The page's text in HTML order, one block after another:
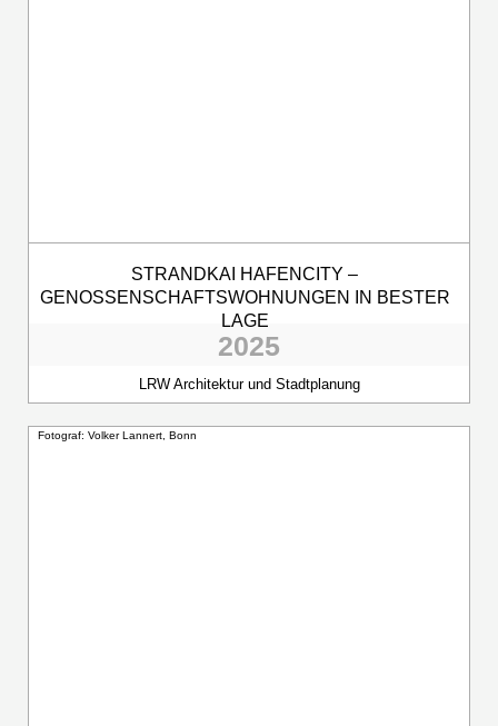
STRANDKAI HAFENCITY –
GENOSSENSCHAFTSWOHNUNGEN IN BESTER
LAGE
2025
LRW Architektur und Stadtplanung
Fotograf: Volker Lannert, Bonn